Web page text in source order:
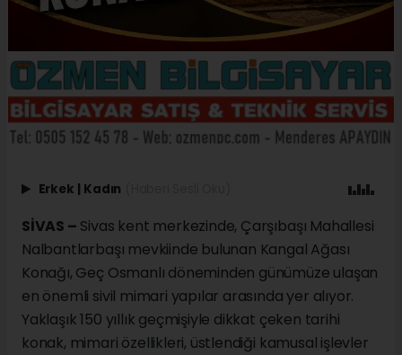
Erkek Kadın
SİVAS – Sivas kent merkezinde, Çarşıbaşı Mahallesi
Nalbantlarbaşı mevkiinde bulunan Kangal Ağası
Konağı, Geç Osmanlı döneminden günümüze ulaşan
en önemli sivil mimari yapılar arasında yer alıyor.
Yaklaşık 150 yıllık geçmişiyle dikkat çeken tarihi
konak, mimari özellikleri, üstlendiği kamusal işlevler